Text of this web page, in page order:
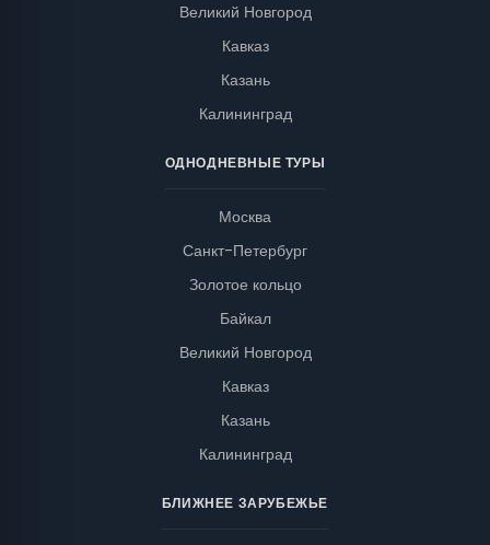
Великий Новгород
Кавказ
Казань
Калининград
ОДНОДНЕВНЫЕ ТУРЫ
Москва
Санкт-Петербург
Золотое кольцо
Байкал
Великий Новгород
Кавказ
Казань
Калининград
БЛИЖНЕЕ ЗАРУБЕЖЬЕ